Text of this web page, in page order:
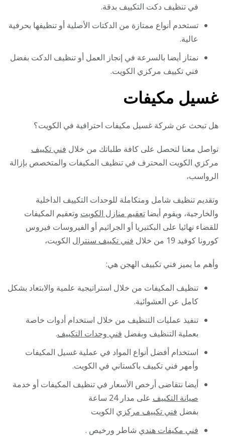
في تنظيف دكت التكييف بدقة.
تستخدم أنواع ممتازة من الدكتات الأصلية أو تنظيفها بحرفية
عالية.
نمتاز أيضا بالسرعة في إنجاز العمل أو تنظيف الدكت بفضل
فني تكييف مركزي الكويت.
غسيل مكيفات
هل تبحث عن شركة غسيل مكيفات احترافية في الكويت؟
تواصل معنا لتحصل على كافة طلباتك من خلال فني تكييف
مركزي الكويت المحترف في تنظيف المكيفات والمتخصص بإزالة
الرواسب،
وتقديم تنظيف شامل ومتكاملة للوحدات التكييف الداخلية
والخارجية، ويقوم أيضاتعقيم منازل الكويت وتعقيم المكيفات
للقضاء نهائيا على البكتيريا أو الجراثيم أو الفيروسات فيروس
كورونا كوفيد 19 من خلال
فني تكييف سنترال الكويت،
وأهم ما يميز فني تكييف الهجن هي:
تنظيف المكيفات من خلال استراتيجية علمية والابتعاد بشكل
كامل عن العشوائية.
تنفيذ عمليات التنظيف من خلال استخدام أدوات خاصة
بعملية التنظيف وبفضل فني وحدات التكييف.
استخدام أفضل أنواع المواد في عملية غسيل المكيفات
وأمهر فني تكييف باكستاني في الكويت.
أيضا نتقاضى أرخص الأسعار في تنظيف المكيفات أو خدمة
صيانة التكييف على مدار 24 ساعة
بفضل فني تكييف مركزي الكويت
فني مكيفات هندي شاطر ورخيص .